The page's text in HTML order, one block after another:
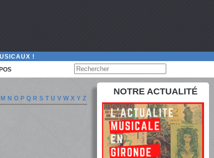
!
M N O P Q R S T U V W X Y Z
NOTRE ACTUALITÉ